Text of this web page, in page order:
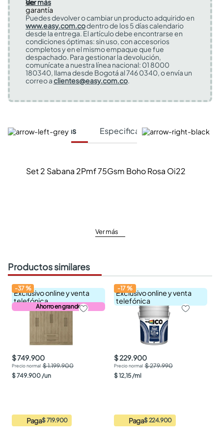
Ver más
Puedes devolver o cambiar un producto adquirido en
www.easy.com.codentro de los 5 días calendario
desde la entrega. El artículo debe encontrarse en
condiciones óptimas: sin uso, con accesorios
completos y en el mismo empaque que fue
despachado. Para gestionar la devolución,
comunícate a nuestra línea nacional: 01 8000
180340, llama desde Bogotá al 746 0340, o envía un
correo aclientes@easy.com.co.
Características Especificaciones Técnicas
Set 2 Sabana 2Pmf 75Gsm Boho Rosa Oi22
Ver más
Productos similares
Exclusivo online y venta
telefónica
Ahorro en grande
-37%
$ 749.900
$ 1.199.900
$749.900 /un
Paga$ 719.900
Exclusivo online y venta
telefónica
-17%
$ 229.900
$ 279.990
$12,15 /ml
Paga$ 224.900